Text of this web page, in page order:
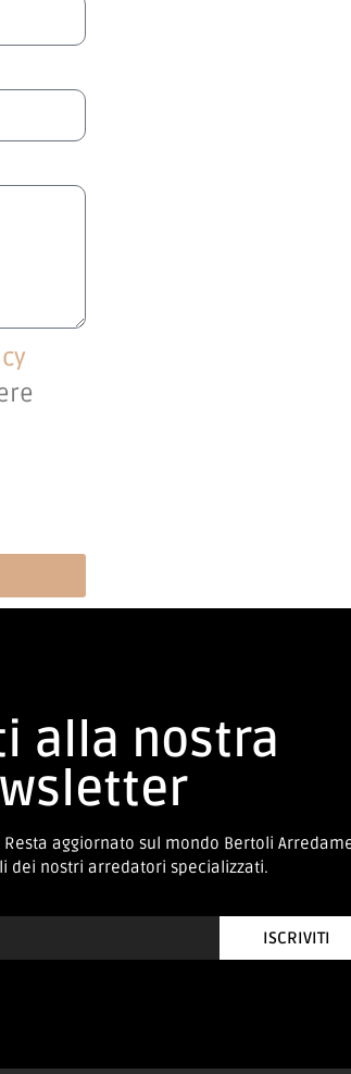
alla nostra
aggiornato sul mondo Bertoli
dei nostri arredatori specializzati.
ISCRIVITI